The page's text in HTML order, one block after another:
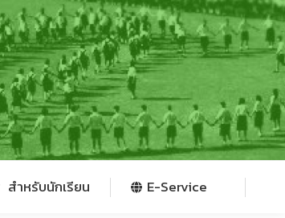
สำหรับนักเรียน E-Service
สำหรับนักเรียน E-Service